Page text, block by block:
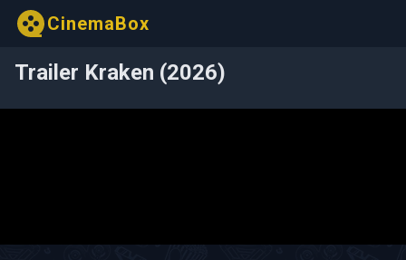
CinemaBox
Trailer Kraken (2026)